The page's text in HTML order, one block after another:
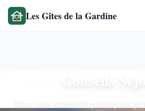
Les Gîtes de la Gardine